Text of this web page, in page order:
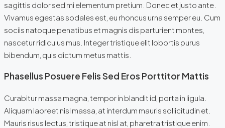
sagittis dolor sed mi elementum pretium. Donec et justo ante.
Vivamus egestas sodales est, eu rhoncus urna semper eu. Cum
sociis natoque penatibus et magnis dis parturient montes,
nascetur ridiculus mus. Integer tristique elit lobortis purus
bibendum, quis dictum metus mattis.
Phasellus Posuere Felis Sed Eros Porttitor Mattis
Curabitur massa magna, tempor in blandit id, porta in ligula.
Aliquam laoreet nisl massa, at interdum mauris sollicitudin et.
Mauris risus lectus, tristique at nisl at, pharetra tristique enim.